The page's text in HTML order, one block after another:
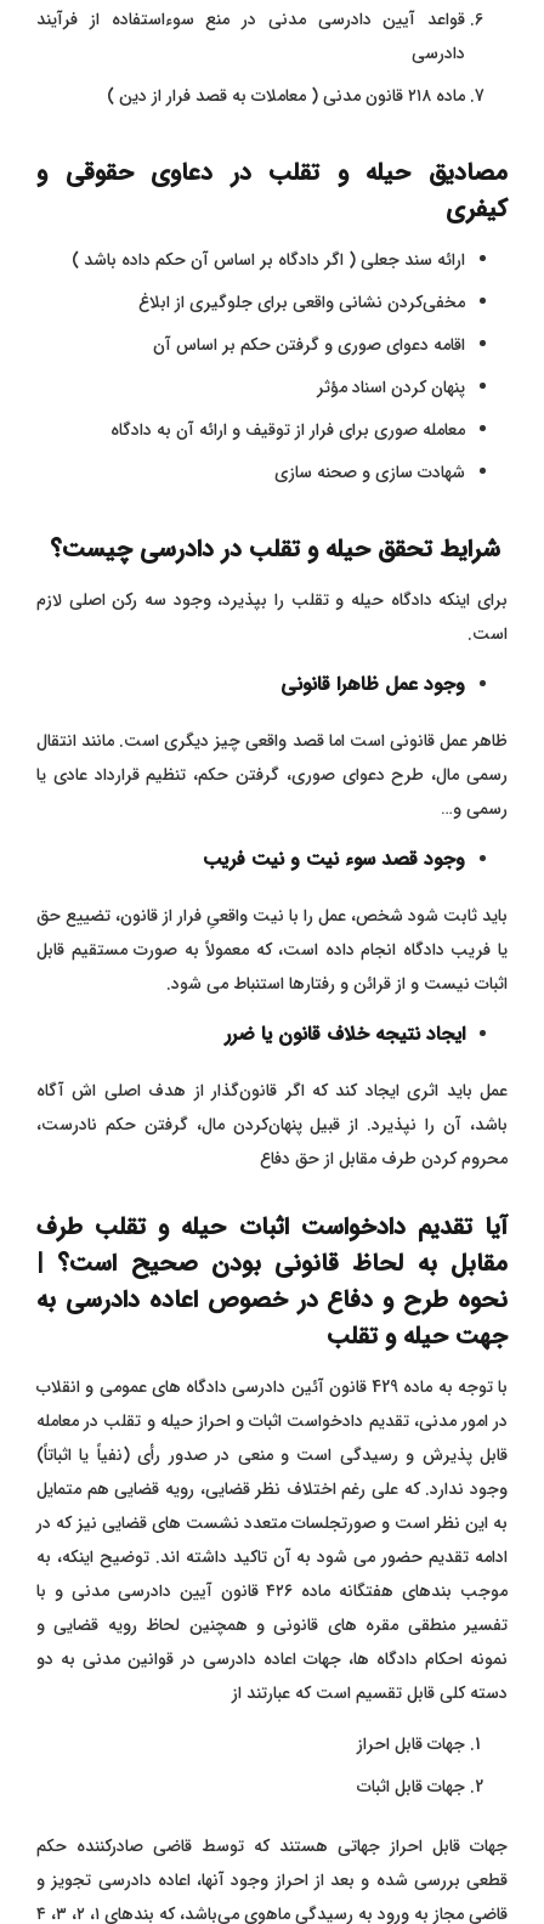
قواعد آیین دادرسی مدنی در منع سوءاستفاده از فرآیند
دادرسی
ماده ۲۱۸ قانون مدنی ( معاملات به قصد فرار از دین )
مصادیق حیله و تقلب در دعاوی حقوقی و
کیفری
ارائه سند جعلی ( اگر دادگاه بر اساس آن حکم داده باشد )
مخفی‌کردن نشانی واقعی برای جلوگیری از ابلاغ
اقامه دعوای صوری و گرفتن حکم بر اساس آن
پنهان کردن اسناد مؤثر
معامله صوری برای فرار از توقیف و ارائه آن به دادگاه
شهادت‌ سازی و صحنه‌ سازی
شرایط تحقق حیله و تقلب در دادرسی چیست؟
برای اینکه دادگاه حیله و تقلب را بپذیرد، وجود سه رکن اصلی لازم
است.
وجود عمل ظاهرا قانونی
ظاهر عمل قانونی است اما قصد واقعی چیز دیگری است. مانند انتقال
رسمی مال، طرح دعوای صوری، گرفتن حکم، تنظیم قرارداد عادی یا
رسمی و…
وجود قصد سوء نیت و نیت فریب
باید ثابت شود شخص، عمل را با نیت واقعیِ فرار از قانون، تضییع حق
یا فریب دادگاه انجام داده است، که معمولاً به ‌صورت مستقیم قابل
اثبات نیست و از قرائن و رفتار‌ها استنباط می شود.
ایجاد نتیجه خلاف قانون یا ضرر
عمل باید اثری ایجاد کند که اگر قانون‌گذار از هدف اصلی ‌اش آگاه
باشد، آن را نپذیرد. از قبیل پنهان‌کردن مال، گرفتن حکم نادرست،
محروم کردن طرف مقابل از حق دفاع
آیا تقدیم دادخواست اثبات حیله و تقلب طرف
مقابل به لحاظ قانونی بودن صحیح است؟ |
نحوه طرح و دفاع در خصوص اعاده دادرسی به
جهت حیله و تقلب
با توجه به ماده 429 قانون آئین دادرسی دادگاه های عمومی و انقلاب
در امور مدنی، تقدیم دادخواست اثبات و احراز حیله و تقلب در معامله
قابل پذیرش و رسیدگی است و منعی در صدور رأی (نفیاً یا اثباتاً)
وجود ندارد. که علی رغم اختلاف نظر قضایی، رویه قضایی هم متمایل
به این نظر است و صورتجلسات متعدد نشست های قضایی نیز که در
ادامه تقدیم حضور می شود به آن تاکید داشته اند. توضیح اینکه، به
موجب بندهای هفتگانه ماده ۴۲۶ قانون آیین دادرسی مدنی و با
تفسیر منطقی مقره های قانونی و همچنین لحاظ رویه قضایی و
نمونه احکام دادگاه ها، جهات اعاده دادرسی در قوانین مدنی به دو
دسته کلی قابل تقسیم است که عبارتند از
جهات قابل احراز
جهات قابل اثبات
جهات قابل احراز جهاتی هستند که توسط قاضی صادرکننده حکم
قطعی بررسی شده و بعد از احراز وجود آنها، اعاده دادرسی تجویز و
قاضی مجاز به ورود به رسیدگی ماهوی می‌باشد، که بندهای ۱، ۲، ۳، ۴